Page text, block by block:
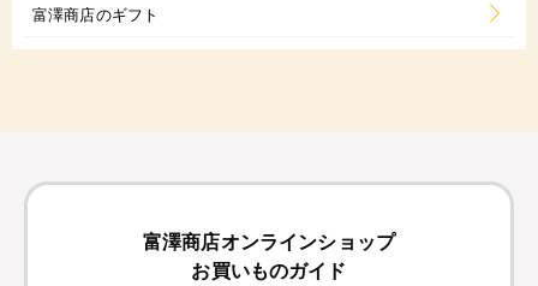
富澤商店のギフト
富澤商店オンラインショップ
お買いものガイド